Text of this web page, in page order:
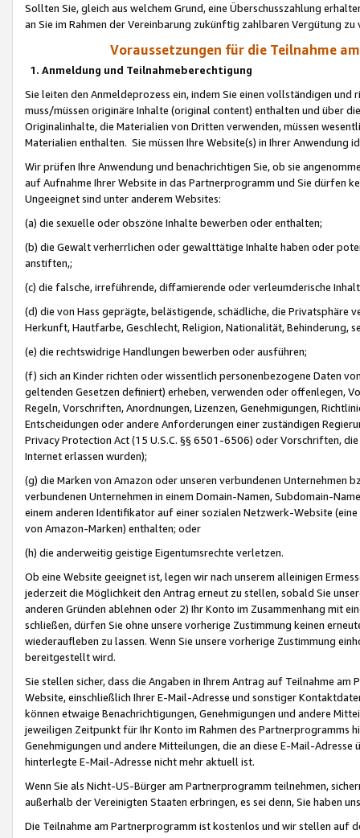
Sollten Sie, gleich aus welchem Grund, eine Überschusszahlung
an Sie im Rahmen der Vereinbarung zukünftig zahlbaren Vergütung zu
Voraussetzungen für die Teilnahme
1. Anmeldung und Teilnahmeberechtigung
Sie leiten den Anmeldeprozess ein, indem Sie einen vollständigen
muss/müssen originäre Inhalte (original content) enthalten und über
Originalinhalte, die Materialien von Dritten verwenden, müssen
Materialien enthalten. Sie müssen Ihre Website(s) in Ihrer Anwendung
Wir prüfen Ihre Anwendung und benachrichtigen Sie, ob sie
auf Aufnahme Ihrer Website in das Partnerprogramm und Sie dürfen
Ungeeignet sind unter anderem Websites:
(a) die sexuelle oder obszöne Inhalte bewerben oder enthalten;
(b) die Gewalt verherrlichen oder gewalttätige Inhalte haben oder
anstiften,;
(c) die falsche, irreführende, diffamierende oder verleumderische
(d) die von Hass geprägte, belästigende, schädliche, die Privatsphäre
Herkunft, Hautfarbe, Geschlecht, Religion, Nationalität, Behinderung,
(e) die rechtswidrige Handlungen bewerben oder ausführen;
(f) sich an Kinder richten oder wissentlich personenbezogene Daten
geltenden Gesetzen definiert) erheben, verwenden oder offenlegen,
Regeln, Vorschriften, Anordnungen, Lizenzen, Genehmigungen,
Entscheidungen oder andere Anforderungen einer zuständigen
Privacy Protection Act (15 U.S.C. §§ 6501-6506) oder Vorschriften,
Internet erlassen wurden);
(g) die Marken von Amazon oder unseren verbundenen Unternehmen
verbundenen Unternehmen in einem Domain-Namen, Subdomain-
einem anderen Identifikator auf einer sozialen Netzwerk-Website
von Amazon-Marken) enthalten; oder
(h) die anderweitig geistige Eigentumsrechte verletzen.
Ob eine Website geeignet ist, legen wir nach unserem alleinigen
jederzeit die Möglichkeit den Antrag erneut zu stellen, sobald Sie
anderen Gründen ablehnen oder 2) Ihr Konto im Zusammenhang mit
schließen, dürfen Sie ohne unsere vorherige Zustimmung keinen
wiederaufleben zu lassen. Wenn Sie unsere vorherige Zustimmung
bereitgestellt wird.
Sie stellen sicher, dass die Angaben in Ihrem Antrag auf Teilnahme
Website, einschließlich Ihrer E-Mail-Adresse und sonstiger
können etwaige Benachrichtigungen, Genehmigungen und andere
jeweiligen Zeitpunkt für Ihr Konto im Rahmen des Partnerprogramms
Genehmigungen und andere Mitteilungen, die an diese E-Mail-
hinterlegte E-Mail-Adresse nicht mehr aktuell ist.
Wenn Sie als Nicht-US-Bürger am Partnerprogramm teilnehmen,
außerhalb der Vereinigten Staaten erbringen, es sei denn, Sie haben
Die Teilnahme am Partnerprogramm ist kostenlos und wir stellen auf